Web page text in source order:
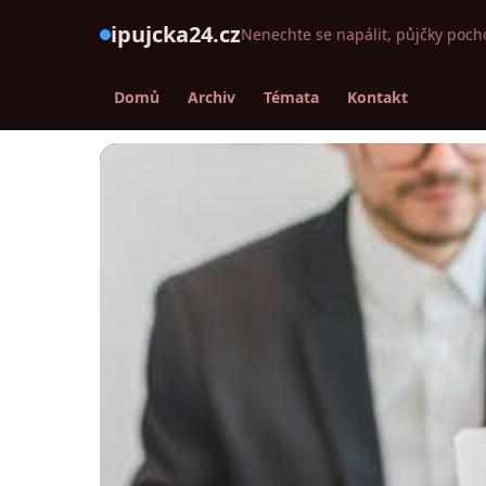
ipujcka24.czNenechte se napálit, půjčky
Domů Archiv Témata Kontakt